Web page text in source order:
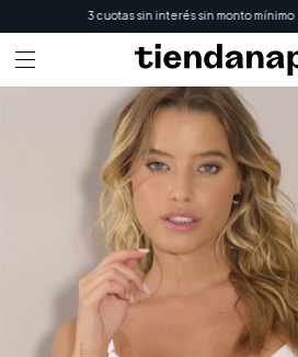
3 cuotas sin interés sin monto mínimo